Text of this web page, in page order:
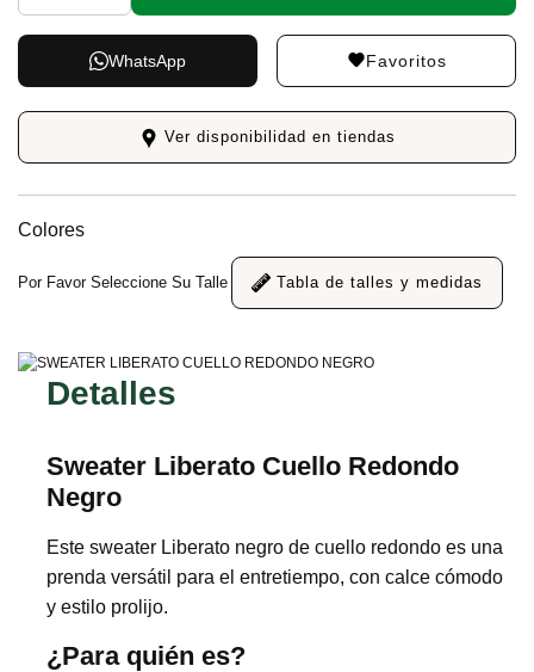
Favoritos
WhatsApp
Ver disponibilidad en tiendas
Colores
Por Favor Seleccione Su Talle Tabla de talles y medidas
Detalles
Sweater Liberato Cuello Redondo
Negro
Este sweater Liberato negro de cuello redondo es una
prenda versátil para el entretiempo, con calce cómodo
y estilo prolijo.
¿Para quién es?